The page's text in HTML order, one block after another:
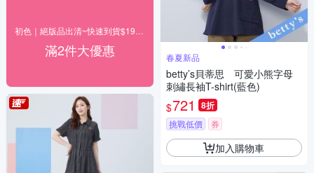
滿2件大優惠 春夏新品
betty’s貝蒂思 可愛小熊字母
刺繡長袖T-shirt(藍色)
$721 8折
挑戰低價 券
加入購物車